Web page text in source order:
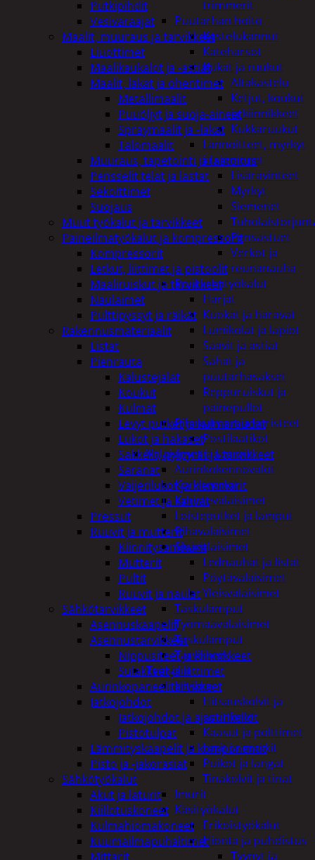
trimmerit
Puutarhan hoito
Kastelukannut
Kateharsot
Kukat ja ruukut
Altakastelu
Ketjut, koukut
ja kiinnikkeet
Kukkaruukut
Lannoitteet, myrkyt
ja siemenet
Lisäravinteet
Myrkyt
Siemenet
Pensastuet
Verkot ja
reunanauha
Puutarhatyökalut
Harjat
Kuokat ja haravat
Lumikolat ja lapiot
Saavit ja astiat
Sahat ja
puutarhasakset
Reppuruiskut ja
painepullot
Pihapatsaat ja koristeet
Postilaatikot
Valaisimet ja lamput
Aurinkokennovalot
Koristevalot
Koristevalaisimet
Loisteputket ja lamput
Pihavalaisimet
Sisävalaisimet
Lednauhat ja listat
Pöytävalaisimet
Yleisvalaisimet
Taskulamput
Työmaavalaisimet
Taskulamput
Tarvikkeet
Työkalut
Hitsaus
Hitsauskolvit ja
suuttimet
Kaasut ja polttimet
Lasit ja maskit
Puikot ja langat
Tinakolvit ja tinat
Imurit
Käsityökalut
Erikoistyökalut
Hionta ja puhdistus
Tyynyt ja
Putkipihdit
Vesivaraajat
Maalit, muuraus ja tarvikkeet
Liuottimet
Maalikaukalot ja -astiat
Maalit, lakat ja ohentimet
Metallimaalit
Puuöljyt ja suoja-aineet
Spraymaalit ja -lakat
Talomaalit
Muuraus, tapetointi ja laatoitus
Pensselit telat ja lastat
Sekoittimet
Suojaus
Muut työkalut ja tarvikkeet
Paineilmatyökalut ja kompressorit
Kompressorit
Letkut, liittimet ja pistoolit
Maaliruiskut ja tarvikkeet
Naulaimet
Pulttipyssyt ja räikät
Rakennusmateriaalit
Listat
Pienrauta
Kalustejalat
Koukut
Kulmat
Levyt putket ja kulmaraudat
Lukot ja hakaset
Sakkelit, pylpyrät ja tarvikkeet
Saranat
Vaijerilukot ja klemmarit
Vetimet ja kahvat
Pressut
Ruuvit ja mutterit
Kiinnitysankkurit
Mutterit
Pultit
Ruuvit ja naulat
Sähkötarvikkeet
Asennuskaapelit
Asennustarvikkeet
Nippusiteet ja kiinnikkeet
Sulakkeet ja liittimet
Aurinkopaneelitarvikkeet
Jatkojohdot
Jatkojohdot ja ajastinkellot
Pistotulpat
Lämmityskaapelit ja komponentit
Pisto ja -jakorasiat
Sähkötyökalut
Akut ja laturit
Kiillotuskoneet
Kulmahiomakoneet
Kuumailmapuhaltimet
Mittarit